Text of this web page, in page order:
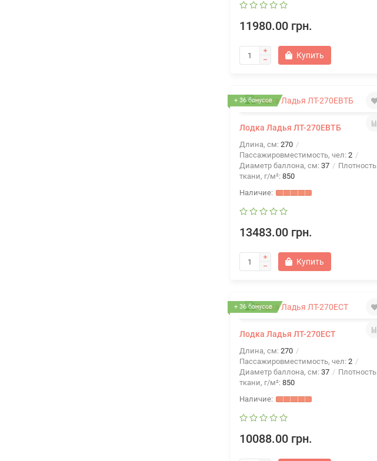
11980.00 грн.
Купить
+ 36 бонусов
Лодка Ладья ЛТ-270ЕВТБ
Длина, см: 270
Пассажировместимость, чел: 2
Диаметр баллона, см: 37
Плотность
ткани, г/м²: 850
13483.00 грн.
Купить
+ 36 бонусов
Лодка Ладья ЛТ-270ЕСТ
Длина, см: 270
Пассажировместимость, чел: 2
Диаметр баллона, см: 37
Плотность
ткани, г/м²: 850
10088.00 грн.